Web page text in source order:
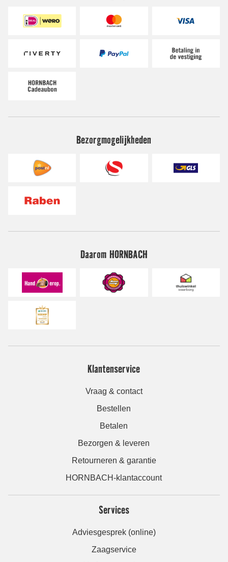
Bezorgmogelijkheden
Daarom HORNBACH
Klantenservice
Vraag & contact
Bestellen
Betalen
Bezorgen & leveren
Retourneren & garantie
HORNBACH-klantaccount
Services
Adviesgesprek (online)
Zaagservice